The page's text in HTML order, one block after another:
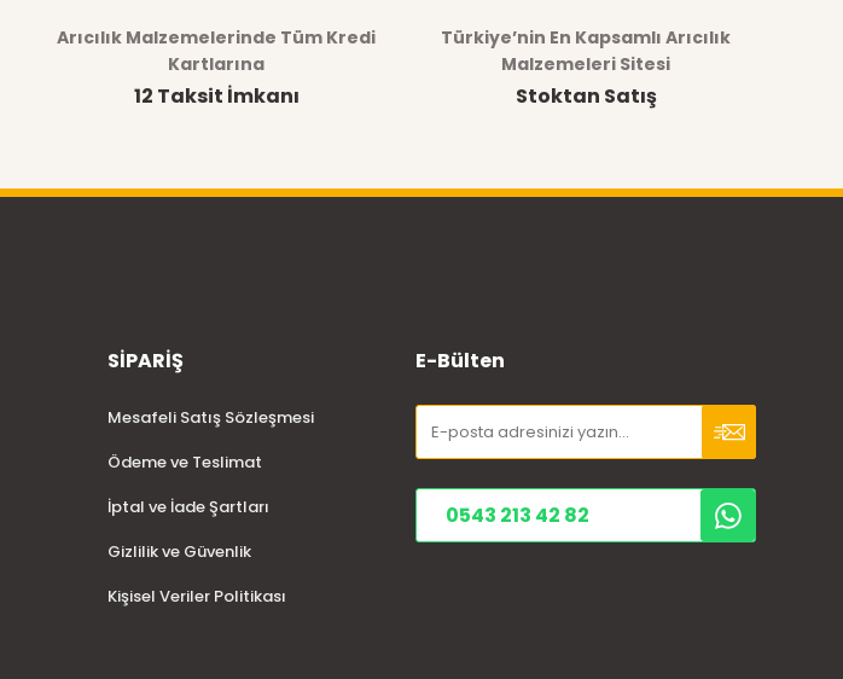
Arıcılık Malzemelerinde Tüm Kredi
Kartlarına
12 Taksit İmkanı
Türkiye’nin En Kapsamlı Arıcılık
Malzemeleri Sitesi
Stoktan Satış
SİPARİŞ
Mesafeli Satış Sözleşmesi
Ödeme ve Teslimat
İptal ve İade Şartları
Gizlilik ve Güvenlik
Kişisel Veriler Politikası
E-Bülten
0543 213 42 82